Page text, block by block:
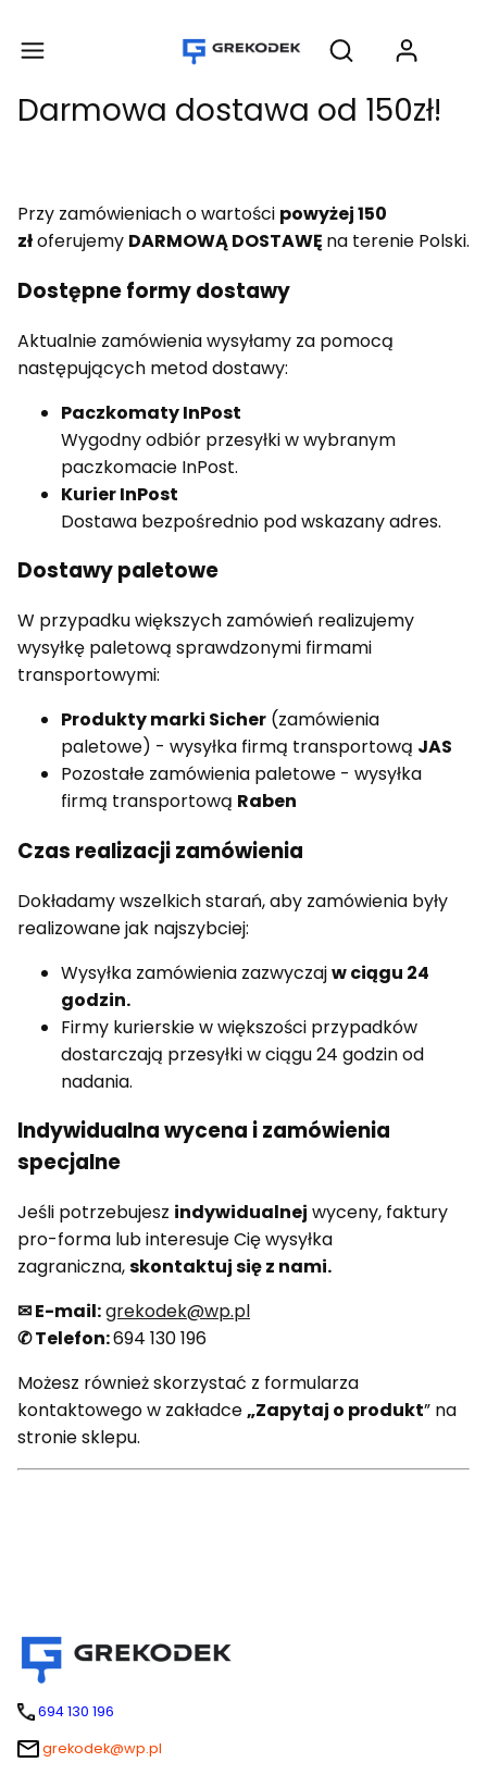
Otwórz
Darmowa dostawa od 150zł!
Przy zamówieniach o wartości powyżej 150
złoferujemy DARMOWĄ DOSTAWĘ na terenie Polski.
Dostępne formy dostawy
Aktualnie zamówienia wysyłamy za pomocą
następujących metod dostawy:
Paczkomaty InPost
Wygodny odbiór przesyłki w wybranym
paczkomacie InPost.
Kurier InPost
Dostawa bezpośrednio pod wskazany adres.
Dostawy paletowe
W przypadku większych zamówień realizujemy
wysyłkę paletową sprawdzonymi firmami
transportowymi:
Produkty marki Sicher (zamówienia
paletowe) - wysyłka firmą transportową JAS
Pozostałe zamówienia paletowe - wysyłka
firmą transportową Raben
Czas realizacji zamówienia
Dokładamy wszelkich starań, aby zamówienia były
realizowane jak najszybciej:
Wysyłka zamówienia zazwyczajw ciągu 24
godzin.
Firmy kurierskie w większości przypadków
dostarczają przesyłki w ciągu 24 godzin od
nadania.
Indywidualna wycena i zamówienia
specjalne
Jeśli potrzebujesz indywidualnej wyceny, faktury
pro-forma lub interesuje Cię wysyłka
zagraniczna,skontaktuj się z nami.
✉E-mail:grekodek@wp.pl
✆ Telefon:694 130 196
Możesz również skorzystać z formularza
kontaktowego w zakładce„Zapytaj o produkt” na
stronie sklepu.
694 130 196
grekodek@wp.pl